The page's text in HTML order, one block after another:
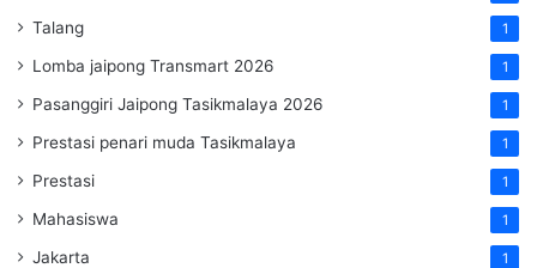
Talang 1
Lomba jaipong Transmart 2026 1
Pasanggiri Jaipong Tasikmalaya 2026 1
Prestasi penari muda Tasikmalaya 1
Prestasi 1
Mahasiswa 1
Jakarta 1